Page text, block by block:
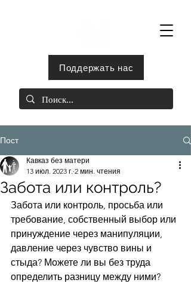
Поддержать нас
Пост
Забота или контроль?
Кавказ без матери
13 июл. 2023 г. 2 мин. чтения
Забота или контроль, просьба или
требование, собственный выбор или
принуждение через манипуляции,
давление через чувство вины и
стыда? Можете ли вы без труда
определить разницу между ними?